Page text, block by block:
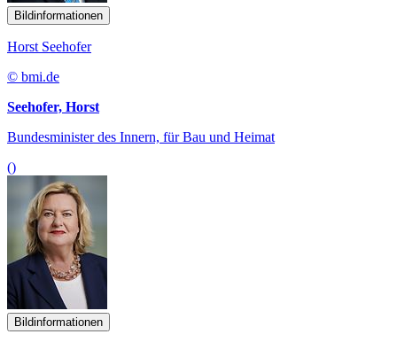
Bildinformationen
Horst Seehofer
© bmi.de
Seehofer, Horst
Bundesminister des Innern, für Bau und Heimat
()
Bildinformationen